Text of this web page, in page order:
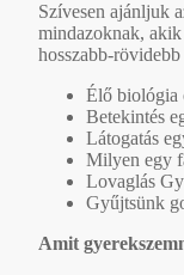
Szívesen ajánljuk
mindazoknak,
hosszabb-
Élő biológia
Betekintés
Látogatás
Milyen egy
Lovaglás
Gyűjtsünk
Amit